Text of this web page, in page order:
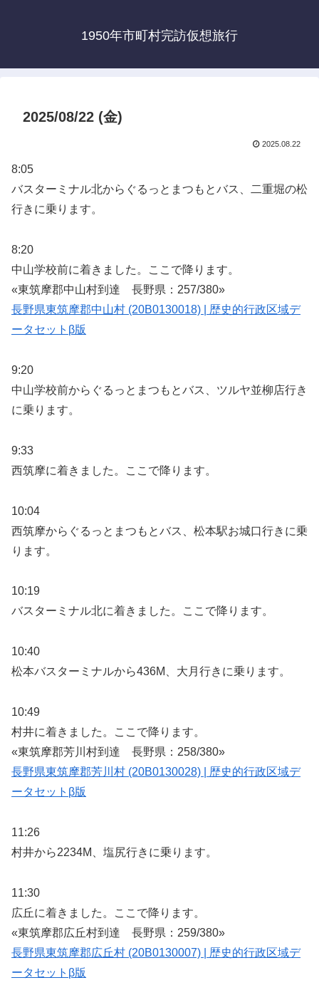
1950年市町村完訪仮想旅行
2025/08/22 (金)
2025.08.22
8:05
バスターミナル北からぐるっとまつもとバス、二重堀の松
行きに乗ります。
8:20
中山学校前に着きました。ここで降ります。
«東筑摩郡中山村到達 長野県：257/380»
長野県東筑摩郡中山村 (20B0130018) | 歴史的行政区域デ
ータセットβ版
9:20
中山学校前からぐるっとまつもとバス、ツルヤ並柳店行き
に乗ります。
9:33
西筑摩に着きました。ここで降ります。
10:04
西筑摩からぐるっとまつもとバス、松本駅お城口行きに乗
ります。
10:19
バスターミナル北に着きました。ここで降ります。
10:40
松本バスターミナルから436M、大月行きに乗ります。
10:49
村井に着きました。ここで降ります。
«東筑摩郡芳川村到達 長野県：258/380»
長野県東筑摩郡芳川村 (20B0130028) | 歴史的行政区域デ
ータセットβ版
11:26
村井から2234M、塩尻行きに乗ります。
11:30
広丘に着きました。ここで降ります。
«東筑摩郡広丘村到達 長野県：259/380»
長野県東筑摩郡広丘村 (20B0130007) | 歴史的行政区域デ
ータセットβ版